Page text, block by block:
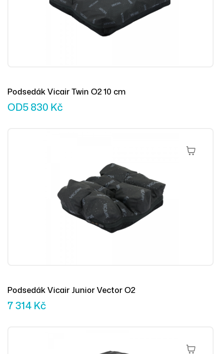
Podsedák Vicair Twin O2 10 cm
OD5 830 Kč
Přidat Do
Podsedák Vicair Junior Vector O2
7 314 Kč
Výběr